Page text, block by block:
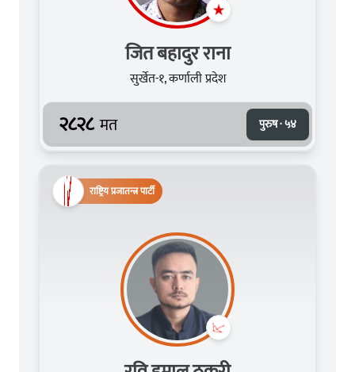
जित बहादुर राना
सुर्खेत-१, कर्णाली प्रदेश
२८२८ मत पुरुष · ५४
राष्ट्रिय प्रजातन्त्र पार्टी